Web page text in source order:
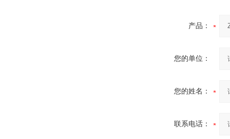
产品：
您的单位：
您的姓名：
联系电话：